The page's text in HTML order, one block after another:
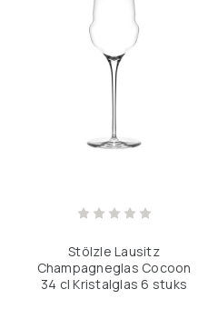
Stölzle Lausitz
Champagneglas Cocoon
34 cl Kristalglas 6 stuks